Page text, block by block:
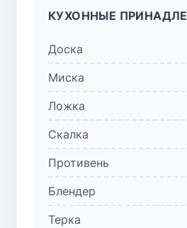
КУХОННЫЕ
Доска
Миска
Ложка
Скалка
Противень
Блендер
Терка